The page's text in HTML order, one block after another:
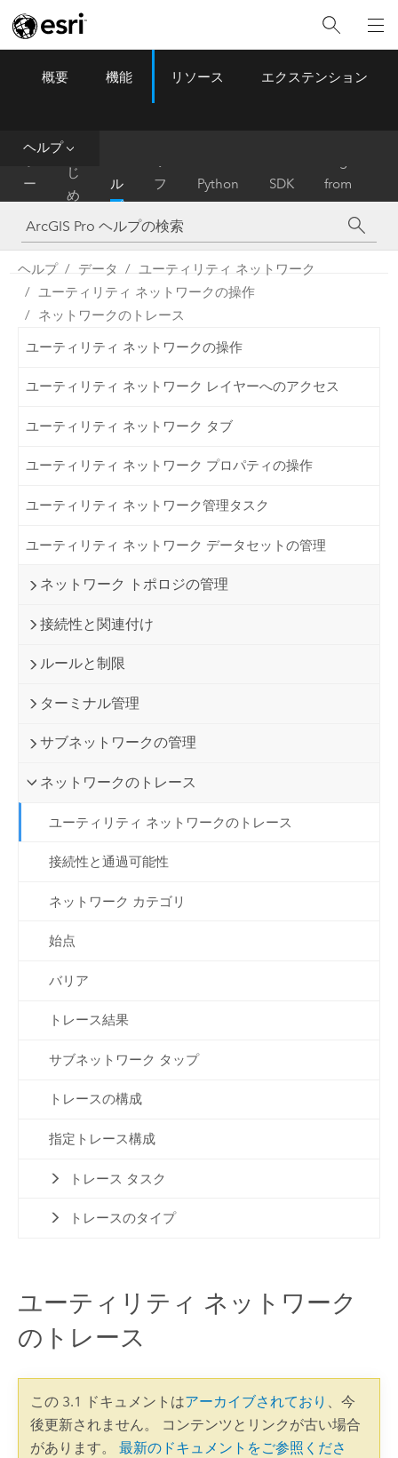
ArcGIS Pro Menu
概要 機能 リソース エクステンション
ヘルプ
ー
ム
は
じ
め
に
ル
プ
フ
ァ
レ
ン
Python SDK
from
ArcMap
ヘルプ データ
ユーティリティ ネットワーク
ユーティリティ ネットワークの操作
ネットワークのトレース
ユーティリティ ネットワークの操作
ユーティリティ ネットワーク レイヤーへのアクセス
ユーティリティ ネットワーク タブ
ユーティリティ ネットワーク プロパティの操作
ユーティリティ ネットワーク管理タスク
ユーティリティ ネットワーク データセットの管理
ネットワーク トポロジの管理
接続性と関連付け
ルールと制限
ターミナル管理
サブネットワークの管理
ネットワークのトレース
ユーティリティ ネットワークのトレース
接続性と通過可能性
ネットワーク カテゴリ
始点
バリア
トレース結果
サブネットワーク タップ
トレースの構成
指定トレース構成
トレース タスク
トレースのタイプ
ユーティリティ ネットワーク
のトレース
この 3.1 ドキュメントはアーカイブされており 、今
後更新されません。 コンテンツとリンクが古い場合
があります。 最新のドキュメントをご参照くださ